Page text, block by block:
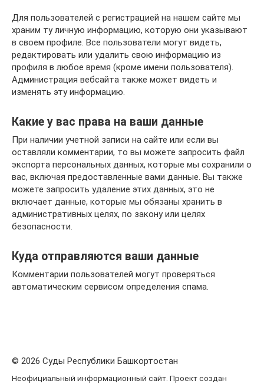
Для пользователей с регистрацией на нашем сайте мы
храним ту личную информацию, которую они указывают
в своем профиле. Все пользователи могут видеть,
редактировать или удалить свою информацию из
профиля в любое время (кроме имени пользователя).
Администрация вебсайта также может видеть и
изменять эту информацию.
Какие у вас права на ваши данные
При наличии учетной записи на сайте или если вы
оставляли комментарии, то вы можете запросить файл
экспорта персональных данных, которые мы сохранили о
вас, включая предоставленные вами данные. Вы также
можете запросить удаление этих данных, это не
включает данные, которые мы обязаны хранить в
административных целях, по закону или целях
безопасности.
Куда отправляются ваши данные
Комментарии пользователей могут проверяться
автоматическим сервисом определения спама.
© 2026 Суды Республики Башкортостан
Неофициальный информационный сайт. Проект создан